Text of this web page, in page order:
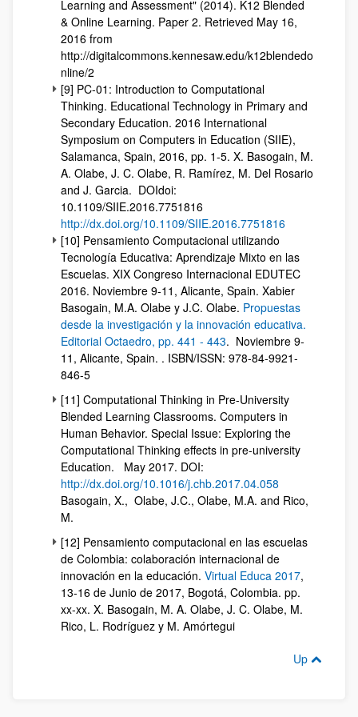
Learning and Assessment" (2014). K12 Blended
& Online Learning. Paper 2. Retrieved May 16,
2016 from
http://digitalcommons.kennesaw.edu/k12blendedo
nline/2
[9] PC-01: Introduction to Computational
Thinking. Educational Technology in Primary and
Secondary Education. 2016 International
Symposium on Computers in Education (SIIE),
Salamanca, Spain, 2016, pp. 1-5. X. Basogain, M.
A. Olabe, J. C. Olabe, R. Ramírez, M. Del Rosario
and J. Garcia. DOIdoi:
10.1109/SIIE.2016.7751816
http://dx.doi.org/10.1109/SIIE.2016.7751816
[10] Pensamiento Computacional utilizando
Tecnología Educativa: Aprendizaje Mixto en las
Escuelas. XIX Congreso Internacional EDUTEC
2016. Noviembre 9-11, Alicante, Spain. Xabier
Basogain, M.A. Olabe y J.C. Olabe. Propuestas
desde la investigación y la innovación educativa.
Editorial Octaedro, pp. 441 - 443. Noviembre 9-
11, Alicante, Spain. . ISBN/ISSN: 978-84-9921-
846-5
[11] Computational Thinking in Pre-University
Blended Learning Classrooms. Computers in
Human Behavior. Special Issue: Exploring the
Computational Thinking effects in pre-university
Education. May 2017. DOI:
http://dx.doi.org/10.1016/j.chb.2017.04.058
Basogain, X., Olabe, J.C., Olabe, M.A. and Rico,
M.
[12] Pensamiento computacional en las escuelas
de Colombia: colaboración internacional de
innovación en la educación. Virtual Educa 2017,
13-16 de Junio de 2017, Bogotá, Colombia. pp.
xx-xx. X. Basogain, M. A. Olabe, J. C. Olabe, M.
Rico, L. Rodríguez y M. Amórtegui
Up